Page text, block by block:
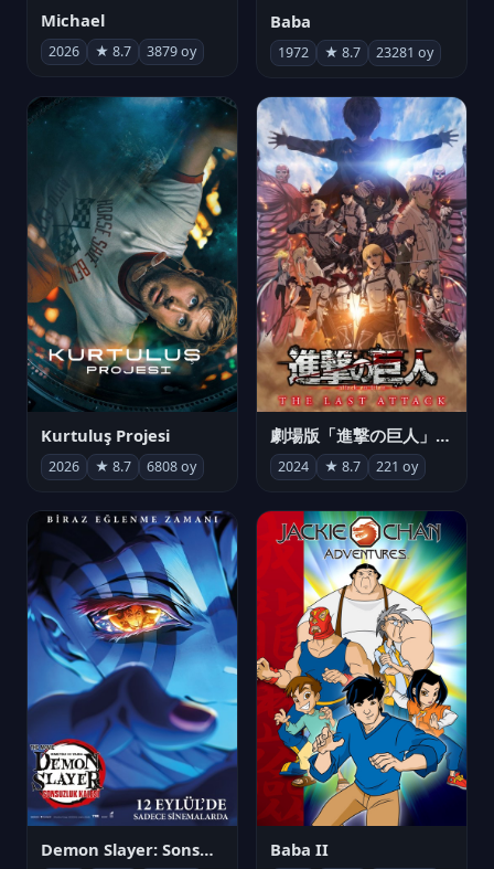
Michael
2026 ★ 8.7 3879 oy
Baba
1972 ★ 8.7 23281 oy
Kurtuluş Projesi
2026 ★ 8.7 6808 oy
劇場版「進撃の巨人」完結編 THE LAST ATTACK
2024 ★ 8.7 221 oy
Demon Slayer: Sonsuzluk Kalesi Baba II